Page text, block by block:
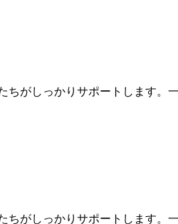
がしっかりサポートします。
がしっかりサポートします。